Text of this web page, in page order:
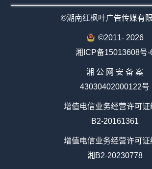
©湖南红枫叶广告传媒有
©2011- 2026
湘ICP备15013608号-
湘 公 网 安 备 案
43030402000122号
增值电信业务经营许可证
B2-20161361
增值电信业务经营许可证
湘B2-20230778